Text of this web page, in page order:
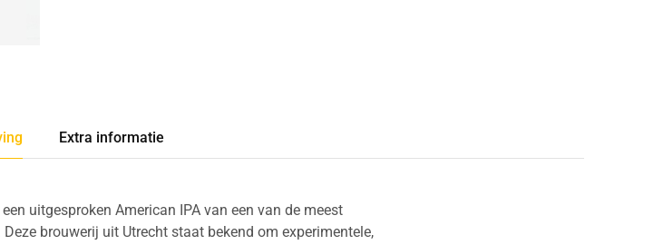
Extra informatie
uitgesproken American IPA van een van de meest
brouwerij uit Utrecht staat bekend om experimentele,